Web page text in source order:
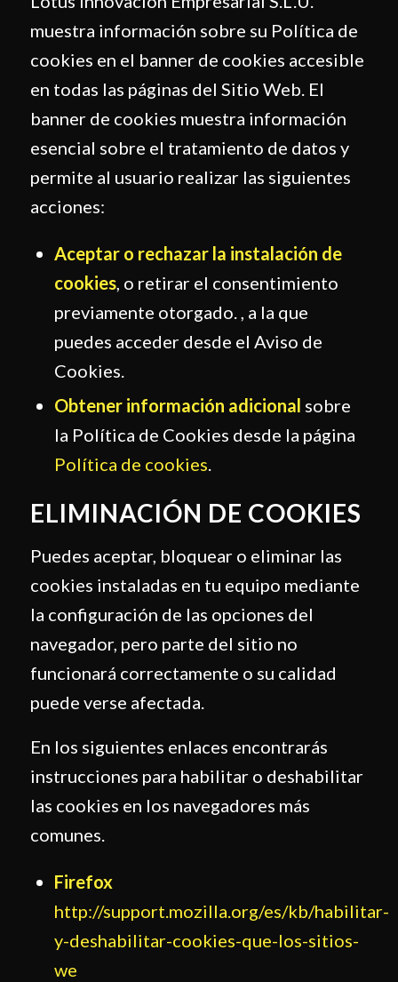
muestra información sobre su Política de
cookies en el banner de cookies accesible
en todas las páginas del Sitio Web. El
banner de cookies muestra información
esencial sobre el tratamiento de datos y
permite al usuario realizar las siguientes
acciones:
Aceptar o rechazar la instalación de
cookies, o retirar el consentimiento
previamente otorgado. , a la que
puedes acceder desde el Aviso de
Cookies.
Obtener información adicional sobre
la Política de Cookies desde la página
Política de cookies.
ELIMINACIÓN DE COOKIES
Puedes aceptar, bloquear o eliminar las
cookies instaladas en tu equipo mediante
la configuración de las opciones del
navegador, pero parte del sitio no
funcionará correctamente o su calidad
puede verse afectada.
En los siguientes enlaces encontrarás
instrucciones para habilitar o deshabilitar
las cookies en los navegadores más
comunes.
Firefox
http://support.mozilla.org/es/kb/habilitar-
y-deshabilitar-cookies-que-los-sitios-
we